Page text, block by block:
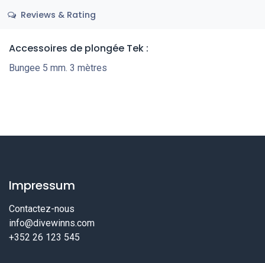
Reviews & Rating
Accessoires de plongée Tek :
Bungee 5 mm. 3 mètres
Impressum
Contactez-nous
info@divewinns.com
+352 26 123 545